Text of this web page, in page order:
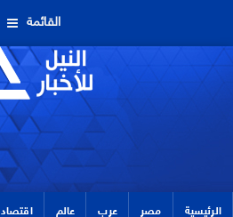
القائمة
الرئيسية مصر عرب عالم اقتصاد